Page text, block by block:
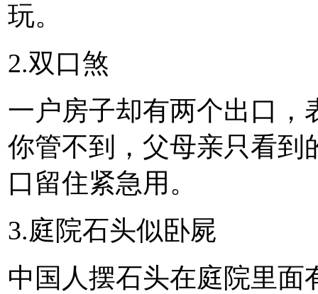
玩。
2.双口煞
一户房子却有两个出口，
你管不到，父母亲只看到
口留住紧急用。
3.庭院石头似卧屍
中国人摆石头在庭院里面